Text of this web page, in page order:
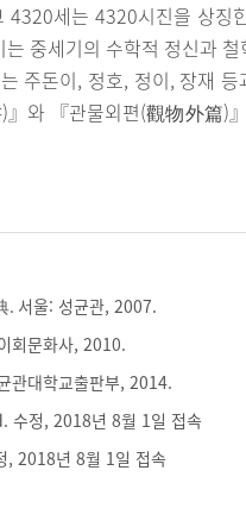
세는 4320시진을 상징
중세기의 수학적 정신과 철
주돈이, 정호, 정이, 장재 등
와 『관물외편(觀物外篇)
. 서울: 성균관, 2007.
회문화사, 2010.
관대학교출판부, 2014.
수정, 2018년 8월 1일 접속
, 2018년 8월 1일 접속